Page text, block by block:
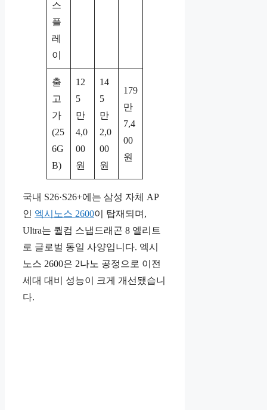
스
플
레
이
출
고
가
(25
6G
B)
12
5
만
4,0
00
원
14
5
만
2,0
00
원
179
만
7,4
00
원
국내 S26·S26+에는 삼성 자체 AP
인 엑시노스 2600이 탑재되며,
Ultra는 퀄컴 스냅드래곤 8 엘리트
로 글로벌 동일 사양입니다. 엑시
노스 2600은 2나노 공정으로 이전
세대 대비 성능이 크게 개선됐습니
다.